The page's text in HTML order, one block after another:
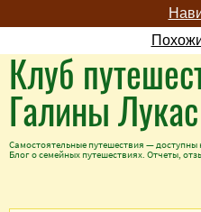
Клуб
Галины Лукас
Самостоятельные путешествия — доступны
Блог о семейных путешествиях. Отчеты,